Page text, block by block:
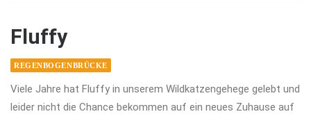
Fluffy
REGENBOGENBRÜCKE
Viele Jahre hat Fluffy in unserem Wildkatzengehege gelebt und
leider nicht die Chance bekommen auf ein neues Zuhause auf